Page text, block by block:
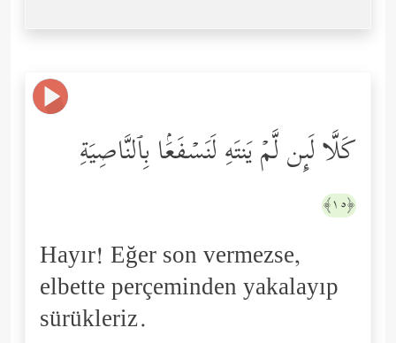
كَلَّا لَىِٕن لَّمۡ یَنتَهِ لَنَسۡفَعَۢا بِٱلنَّاصِیَةِ
﴿١٥﴾
Hayır! Eğer son vermezse,
elbette perçeminden yakalayıp
sürükleriz.